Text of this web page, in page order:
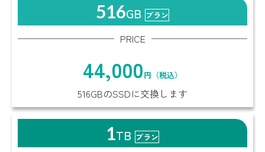
516GB プラン
PRICE
44,000円（税込）
516GBのSSDに交換します
1TB プラン